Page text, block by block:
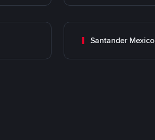
Santander Mexico